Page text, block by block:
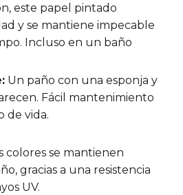
este papel pintado
y se mantiene impecable
Incluso en un baño
Un paño con una esponja y
Fácil mantenimiento
de vida.
colores se mantienen
gracias a una resistencia
UV.